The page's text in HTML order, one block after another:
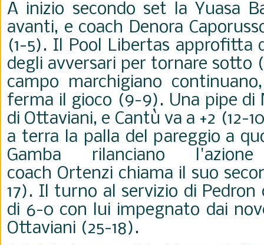
A inizio secondo set la Yuasa
avanti, e coach Denora
(1-5). Il Pool Libertas approfitta
degli avversari per tornare sotto
campo marchigiano
ferma il gioco (9-9). Una pipe di
di Ottaviani, e Cantù va a +2 (12-
a terra la palla del pareggio a
Gamba rilanciano
coach Ortenzi chiama il suo
17). Il turno al servizio di
di 6-0 con lui impegnato dai
Ottaviani (25-18).